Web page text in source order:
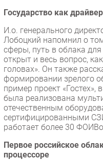
Государство как
И.о. генерального
Лобоцкий напомнил о
сферы, путь в облака
открыт и весь вопрос,
головах». Он также
формировании зрелого
пример проект «Гостех»,
была реализована
отечественным
сертифицированными
работает более 30
Первое российское
процессоре